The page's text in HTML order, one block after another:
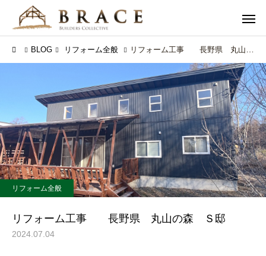
BLOG リフォーム全般 リフォーム工事 長野県 丸山の森 Ｓ邸
リフォーム全般
リフォーム工事 長野県 丸山の森 Ｓ邸
2024.07.04